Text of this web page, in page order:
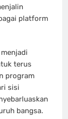
platform
terus
program
sisi
bangsa.